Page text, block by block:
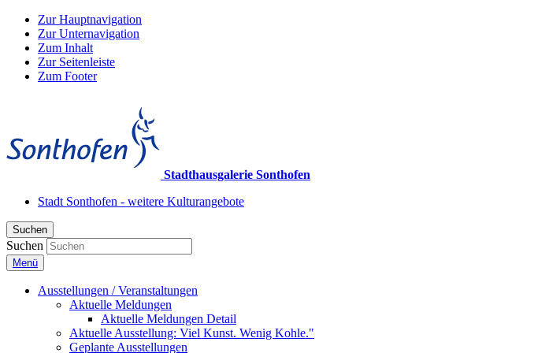
Zur Hauptnavigation
Zur Unternavigation
Zum Inhalt
Zur Seitenleiste
Zum Footer
Stadthausgalerie Sonthofen
Stadt Sonthofen - weitere Kulturangebote
Suchen
Suchen
Menü
Ausstellungen / Veranstaltungen
Aktuelle Meldungen
Aktuelle Meldungen Detail
Aktuelle Ausstellung: Viel Kunst. Wenig Kohle."
Geplante Ausstellungen